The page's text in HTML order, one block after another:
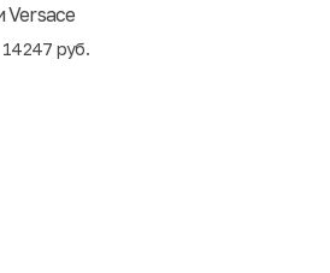
Versace
14247 руб.